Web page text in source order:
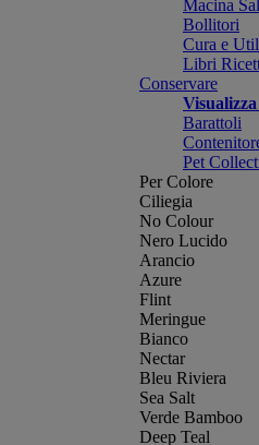
Macina
Bollitori
Cura e
Libri
Conservare
Barattoli
Pet
Per Colore
Ciliegia
No Colour
Nero Lucido
Arancio
Azure
Flint
Meringue
Bianco
Nectar
Bleu Riviera
Sea Salt
Verde Bamboo
Deep Teal